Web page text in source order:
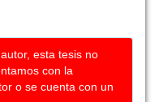
esta tesis no
con la
o se cuenta con un